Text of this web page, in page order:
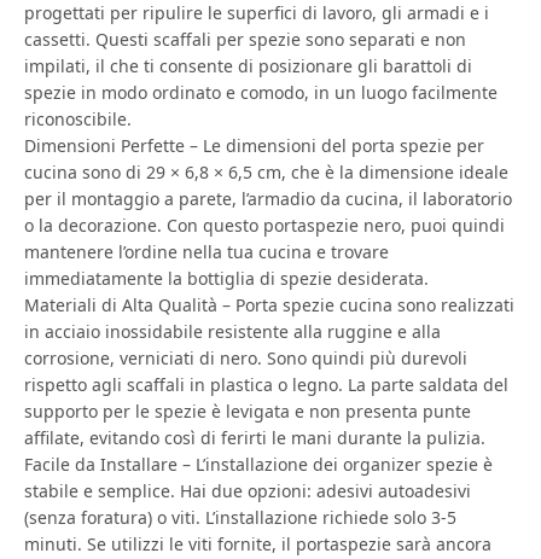
progettati per ripulire le superfici di lavoro, gli armadi e i
cassetti. Questi scaffali per spezie sono separati e non
impilati, il che ti consente di posizionare gli barattoli di
spezie in modo ordinato e comodo, in un luogo facilmente
riconoscibile.
Dimensioni Perfette – Le dimensioni del porta spezie per
cucina sono di 29 × 6,8 × 6,5 cm, che è la dimensione ideale
per il montaggio a parete, l’armadio da cucina, il laboratorio
o la decorazione. Con questo portaspezie nero, puoi quindi
mantenere l’ordine nella tua cucina e trovare
immediatamente la bottiglia di spezie desiderata.
Materiali di Alta Qualità – Porta spezie cucina sono realizzati
in acciaio inossidabile resistente alla ruggine e alla
corrosione, verniciati di nero. Sono quindi più durevoli
rispetto agli scaffali in plastica o legno. La parte saldata del
supporto per le spezie è levigata e non presenta punte
affilate, evitando così di ferirti le mani durante la pulizia.
Facile da Installare – L’installazione dei organizer spezie è
stabile e semplice. Hai due opzioni: adesivi autoadesivi
(senza foratura) o viti. L’installazione richiede solo 3-5
minuti. Se utilizzi le viti fornite, il portaspezie sarà ancora